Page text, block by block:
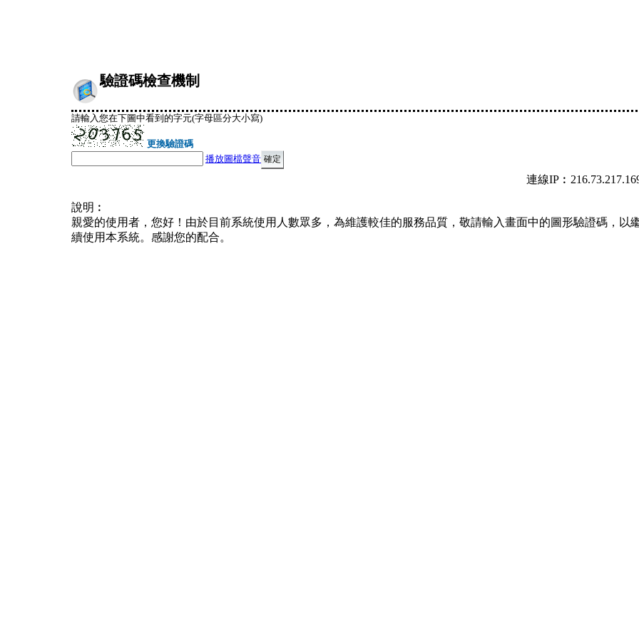
驗證碼檢查機制
請輸入您在下圖中看到的字元(字母區分大小寫)
更換驗證碼
播放圖檔聲音
連線
說明︰
親愛的使用者，您好！由於目前系統使用人數眾多，為維護較佳的服務品質，敬請輸入畫面中的圖形驗證碼，以
續使用本系統。感謝您的配合。